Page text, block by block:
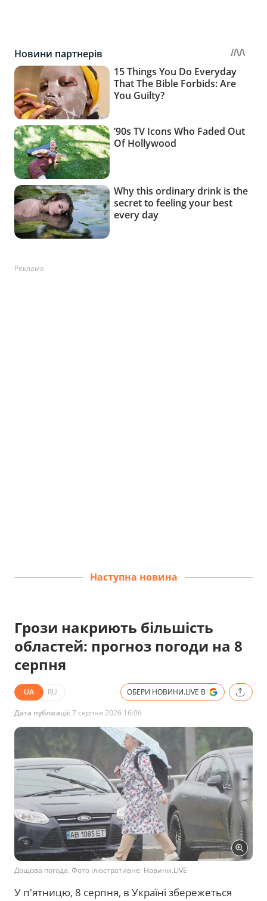
Реклама
Наступна новина
Грози накриють більшість
областей: прогноз погоди на 8
серпня
UA RU ОБЕРИ НОВИНИ.LIVE В
Дата публікації:7 серпня 2026 16:06
Дощова погода. Фото ілюстративне: Новини.LIVE
У п'ятницю, 8 серпня, в Україні збережеться